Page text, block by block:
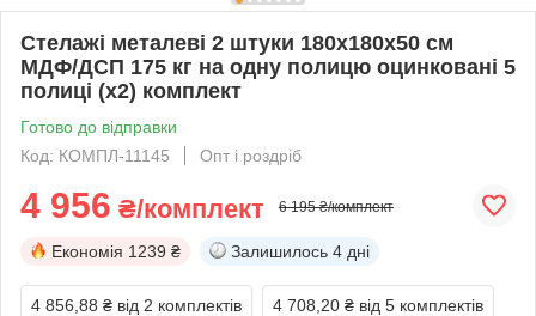
Стелажі металеві 2 штуки 180х180х50 см
МДФ/ДСП 175 кг на одну полицю оцинковані 5
полиці (х2) комплект
Готово до відправки
Код: КОМПЛ-11145
Опт і роздріб
4 956 ₴/комплект 6 195 ₴/комплект
Економія 1239 ₴ Залишилось 4 дні
4 856,88 ₴ від 2 комплектів 4 708,20 ₴ від 5 комплектів